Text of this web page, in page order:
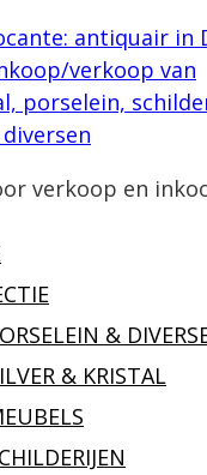
verkoop en
&
& KRISTAL